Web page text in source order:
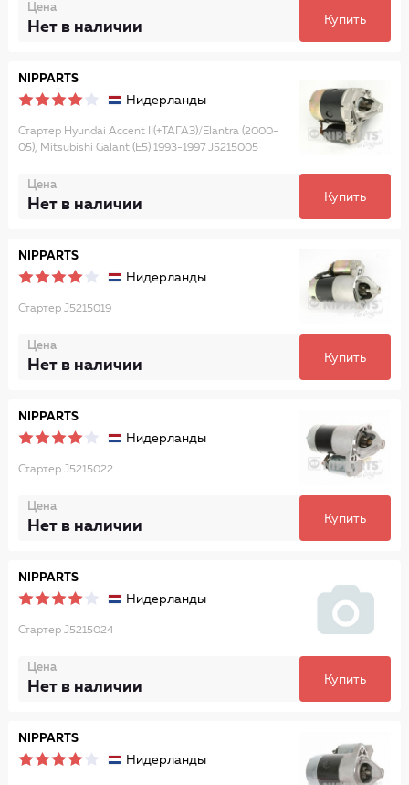
Цена
Нет в наличии Купить
NIPPARTS
Нидерланды
Стартер Hyundai Accent II(+ТАГАЗ)/Elantra (2000-
05), Mitsubishi Galant (E5) 1993-1997 J5215005
Цена
Нет в наличии Купить
NIPPARTS
Нидерланды
Стартер J5215019
Цена
Нет в наличии Купить
NIPPARTS
Нидерланды
Стартер J5215022
Цена
Нет в наличии Купить
NIPPARTS
Нидерланды
Стартер J5215024
Цена
Нет в наличии Купить
NIPPARTS
Нидерланды